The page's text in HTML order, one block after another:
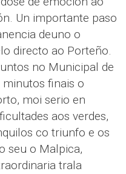
Un importante paso
deuno o
directo ao Porteño.
no Municipal de
minutos finais o
moi serio en
aos verdes,
co triunfo e os
seu o Malpica,
trala